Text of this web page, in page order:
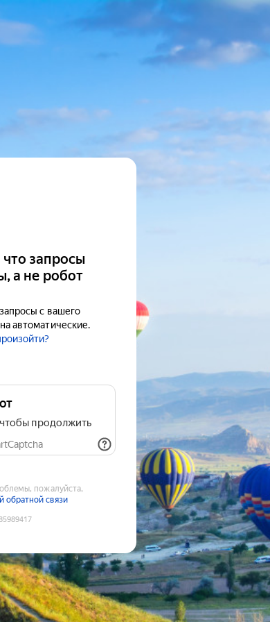
запросы
а не робот
с вашего
автоматические.
продолжить
пожалуйста,
обратной связи